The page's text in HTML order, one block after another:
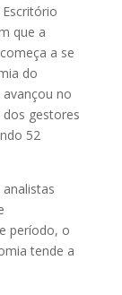
que a
a se
do
no
gestores
52
período, o
tende a